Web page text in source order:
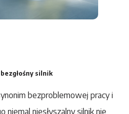
silnik
bezproblemowej pracy i
niemal niesłyszalny silnik nie